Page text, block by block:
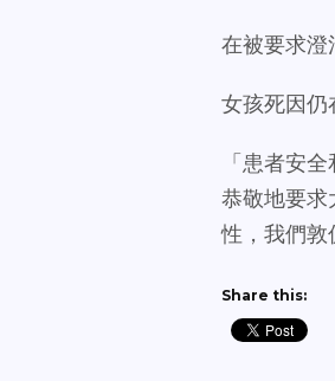
在被要求澄
女孩死因仍
「患者安
恭敬地要
性，我們敦
Share this: